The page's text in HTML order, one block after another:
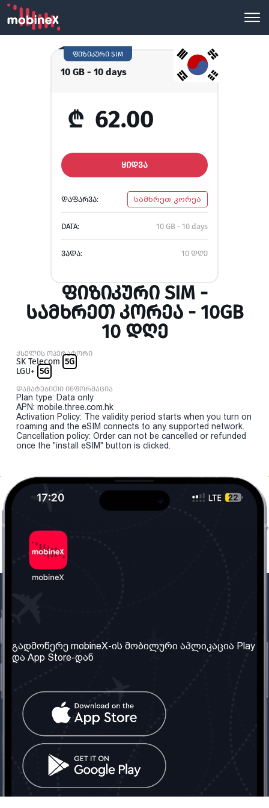
10 GB - 10 days
ფიზიკური SIM
₾ 62.00
ᲧᲘᲓᲕᲐ
ᲓᲐᲤᲐᲠᲕᲐ: სამხრეთ კორეა
DATA: 10 GB - 10 days
ᲕᲐᲓᲐ: 10 დღე
ᲤᲘᲖᲘᲙᲣᲠᲘ SIM -
ᲡᲐᲛᲮᲠᲔᲗ ᲙᲝᲠᲔᲐ - 10GB
10 ᲓᲦᲔ
ქსელის ოპერატორი
SK Telecom 5G
LGU+ 5G
დამატებითი ინფორმაცია
Plan type: Data only
APN: mobile.three.com.hk
Activation Policy: The validity period starts when you turn on
roaming and the eSIM connects to any supported network.
Cancellation policy: Order can not be cancelled or refunded
once the "install eSIM" button is clicked.
ჩვენ შესახებ
ჩვენი სერვისები
წესები და პირობები
კითხვები
კონტაქტი
საქართველო: თბილისი
ტელ: 032 2 04 00 50
ელ. ფოსტა:
info@mobinex.ge
სოციალური ქსელი
გადმოწერე mobineX-ის მობილური აპლიკაცია Play
და App Store-დან